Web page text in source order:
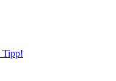
Tipp!